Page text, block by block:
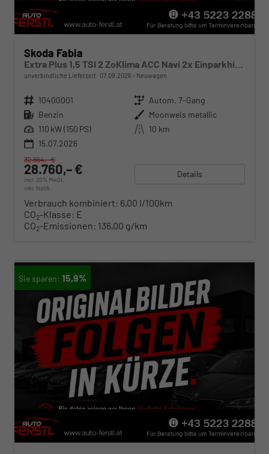
Skoda Fabia
Extra Plus 1,5 TSI 2 ZoKlima ACC Navi 2x Einparkhilfe Kessy beheiztes Lenkrad Sitzheizung Sunset 5J Garantie
unverbindliche Lieferzeit: 07.09.2026 Neuwagen
Fahrzeugnr. 10400001 Getriebe Autom. 7-Gang
Kraftstoff Benzin Außenfarbe Moonweis metallic
Leistung 110 kW (150 PS) Kilometerstand 10 km
15.07.2026
28.760,– €
incl. 20% MwSt.
inkl. NoVA
32.864,– €
Details
Verbrauch kombiniert: 6,00 l/100km
CO2-Klasse: E
CO2-Emissionen: 136,00 g/km
15,9%